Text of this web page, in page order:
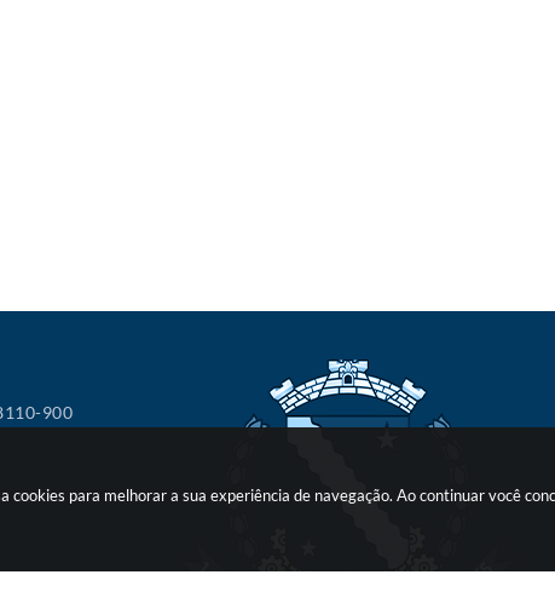
para melhorar a sua experiência de navegação. Ao continuar você
900